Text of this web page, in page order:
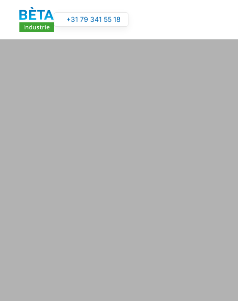
Overslaan en naar de inhoud gaan
+31 79 341 55 18